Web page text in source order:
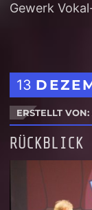
Gewerk
13
ERSTELLT